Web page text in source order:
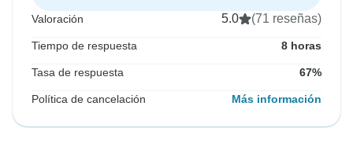
Valoración 5.0 (71 reseñas)
Tiempo de respuesta 8 horas
Tasa de respuesta 67%
Política de cancelación Más información